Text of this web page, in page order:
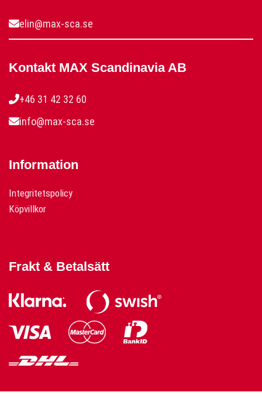
elin@max-sca.se
Kontakt MAX Scandinavia AB
+46 31 42 32 60
info@max-sca.se
Information
Integritetspolicy
Köpvillkor
Frakt & Betalsätt